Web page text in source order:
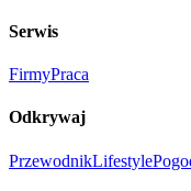
Serwis
FirmyPraca
Odkrywaj
PrzewodnikLifestyle